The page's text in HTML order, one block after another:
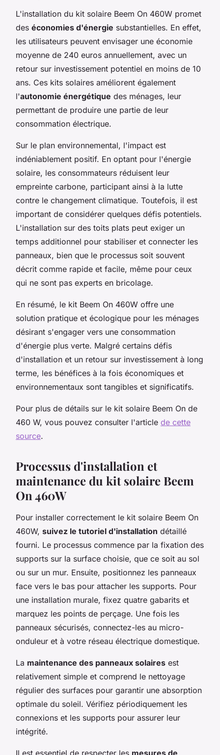
L'installation du kit solaire Beem On 460W promet
des économies d'énergie substantielles. En effet,
les utilisateurs peuvent envisager une économie
moyenne de 240 euros annuellement, avec un
retour sur investissement potentiel en moins de 10
ans. Ces kits solaires améliorent également
l'autonomie énergétique des ménages, leur
permettant de produire une partie de leur
consommation électrique.
Sur le plan environnemental, l'impact est
indéniablement positif. En optant pour l'énergie
solaire, les consommateurs réduisent leur
empreinte carbone, participant ainsi à la lutte
contre le changement climatique. Toutefois, il est
important de considérer quelques défis potentiels.
L'installation sur des toits plats peut exiger un
temps additionnel pour stabiliser et connecter les
panneaux, bien que le processus soit souvent
décrit comme rapide et facile, même pour ceux
qui ne sont pas experts en bricolage.
En résumé, le kit Beem On 460W offre une
solution pratique et écologique pour les ménages
désirant s'engager vers une consommation
d'énergie plus verte. Malgré certains défis
d'installation et un retour sur investissement à long
terme, les bénéfices à la fois économiques et
environnementaux sont tangibles et significatifs.
Pour plus de détails sur le kit solaire Beem On de
460 W, vous pouvez consulter l'article de cette
source.
Processus d'installation et
maintenance du kit solaire Beem
On 460W
Pour installer correctement le kit solaire Beem On
460W, suivez le tutoriel d'installation détaillé
fourni. Le processus commence par la fixation des
supports sur la surface choisie, que ce soit au sol
ou sur un mur. Ensuite, positionnez les panneaux
face vers le bas pour attacher les supports. Pour
une installation murale, fixez quatre gabarits et
marquez les points de perçage. Une fois les
panneaux sécurisés, connectez-les au micro-
onduleur et à votre réseau électrique domestique.
La maintenance des panneaux solaires est
relativement simple et comprend le nettoyage
régulier des surfaces pour garantir une absorption
optimale du soleil. Vérifiez périodiquement les
connexions et les supports pour assurer leur
intégrité.
Il est essentiel de respecter les mesures de